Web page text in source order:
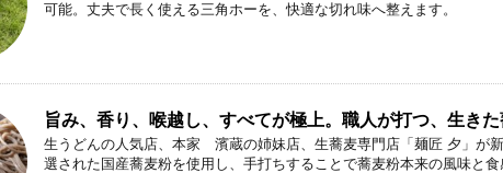
可能。丈夫で長く使える三角ホーを、快適な切れ味へ整えます。
旨み、香り、喉越し、すべてが極上。職人が打つ、生きた
生うどんの人気店、本家 濱蔵の姉妹店、生蕎麦専門店「麺匠 夕」が
選された国産蕎麦粉を使用し、手打ちすることで蕎麦粉本来の風味と